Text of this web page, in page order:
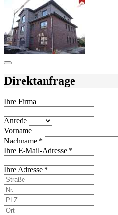
Direktanfrage
Ihre Firma
Anrede
Vorname
Nachname *
Ihre E-Mail-Adresse *
Ihre Adresse *